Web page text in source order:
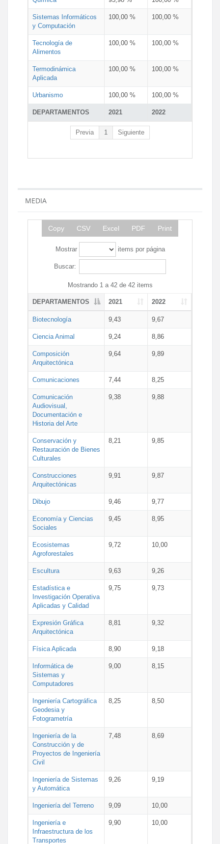
DEPARTAMENTOS 2021 2022
Sistemas Informáticos
y Computación
100,00 % 100,00 %
Tecnología de
Alimentos
100,00 % 100,00 %
Termodinámica
Aplicada
100,00 % 100,00 %
Urbanismo 100,00 % 100,00 %
Previa 1 Siguiente
MEDIA
Copy CSV Excel PDF Print
Mostrar items por página
Buscar:
Mostrando 1 a 42 de 42 items
DEPARTAMENTOS 2021 2022
Biotecnología 9,43 9,67
Ciencia Animal 9,24 8,86
Composición
Arquitectónica
9,64 9,89
Comunicaciones 7,44 8,25
Comunicación
Audiovisual,
Documentación e
Historia del Arte
9,38 9,88
Conservación y
Restauración de Bienes
Culturales
8,21 9,85
Construcciones
Arquitectónicas
9,91 9,87
Dibujo 9,46 9,77
Economía y Ciencias
Sociales
9,45 8,95
Ecosistemas
Agroforestales
9,72 10,00
Escultura 9,63 9,26
Estadística e
Investigación Operativa
Aplicadas y Calidad
9,75 9,73
Expresión Gráfica
Arquitectónica
8,81 9,32
Física Aplicada 8,90 9,18
Informática de
Sistemas y
Computadores
9,00 8,15
Ingeniería Cartográfica
Geodesia y
Fotogrametría
8,25 8,50
Ingeniería de la
Construcción y de
Proyectos de Ingeniería
Civil
7,48 8,69
Ingeniería de Sistemas
y Automática
9,26 9,19
Ingeniería del Terreno 9,09 10,00
Ingeniería e
Infraestructura de los
Transportes
9,90 10,00